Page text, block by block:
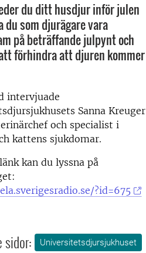
du ditt husdjur inför julen
du som djurägare vara
på beträffande julpynt och
förhindra att djuren kommer
intervjuade
Sanna Kreuger
och specialist i
kattens sjukdomar.
kan du lyssna på
?id=675
sidor: Universitetsdjursjukhuset